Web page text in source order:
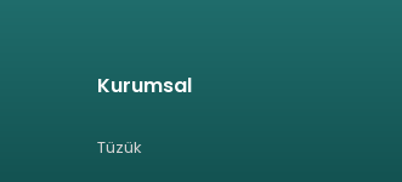
Kurumsal
Tüzük